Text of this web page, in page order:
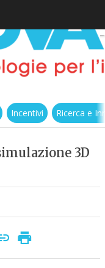
Incentivi Ricerca e
3D